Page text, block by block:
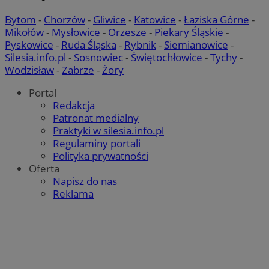
Bytom - Chorzów- Gliwice - Katowice -Łaziska Górne -
Mikołów- Mysłowice - Orzesze - Piekary Śląskie -
Pyskowice - Ruda Śląska - Rybnik- Siemianowice -
Silesia.info.pl - Sosnowiec- Świętochłowice -Tychy-
Wodzisław-Zabrze -Żory
Portal
Redakcja
Patronat medialny
Praktyki w silesia.info.pl
Regulaminy portali
Polityka prywatności
Oferta
Napisz do nas
Reklama
CookieScriptConsent 4 tygodnie 2 dni